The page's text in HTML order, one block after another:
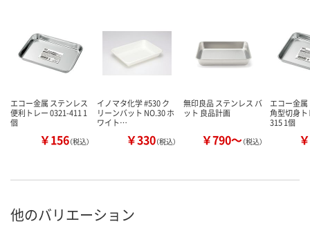
エコー金属 ステンレス
便利トレー 0321-411 1
個
￥156（税込）
イノマタ化学 #530 ク
リーンバット NO.30 ホ
ワイト…
￥330（税込）
無印良品 ステンレス バ
ット 良品計画
￥790～（税込）
エコー金
角型切身ト
315 1個
他のバリエーション